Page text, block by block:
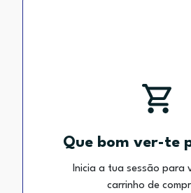
Que bom ver-te
Inicia a tua sessão para
carrinho de